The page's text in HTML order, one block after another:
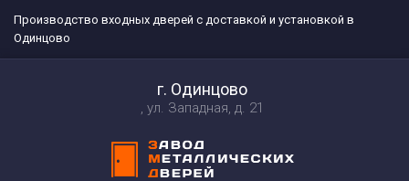
Производство входных дверей с доставкой и установкой в
Одинцово
г. Одинцово
ул. Западная, д. 21